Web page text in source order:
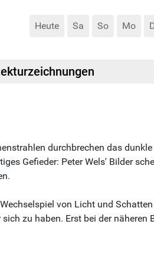
Heute Sa So Mo
durchbrechen das dunkle
Gefieder: Peter Wels' Bilder
von Licht und
zu haben. Erst bei der